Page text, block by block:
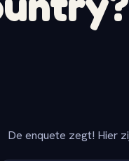
De enquete zegt! Hier